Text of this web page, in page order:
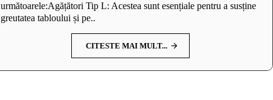
următoarele:Agățători Tip L: Acestea sunt esențiale pentru a susține
greutatea tabloului și pe..
CITESTE MAI MULT...